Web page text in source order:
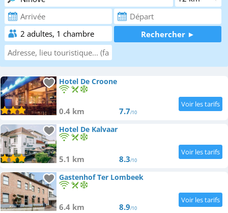
Chambres d'hôtes
Locations de vacances
Appartements
Campings
Hotel De Croone
0.4 km 7.7/10
Hotel De Kalvaar
5.1 km 8.3/10
Gastenhof Ter Lombeek
6.4 km 8.9/10